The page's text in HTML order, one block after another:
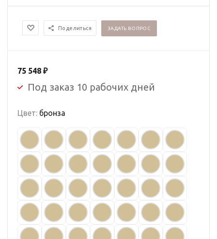
Поделиться ЗАДАТЬ ВОПРОС
Цвет: бронза
75 548 ₽
Под заказ 10 рабочих дней